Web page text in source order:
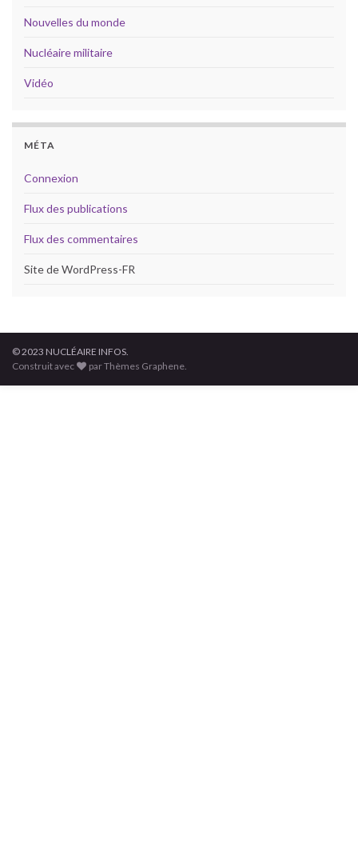
Nouvelles du monde
Nucléaire militaire
Vidéo
MÉTA
Connexion
Flux des publications
Flux des commentaires
Site de WordPress-FR
© 2023 NUCLÉAIRE INFOS.
Construit avec
par Thèmes Graphene.